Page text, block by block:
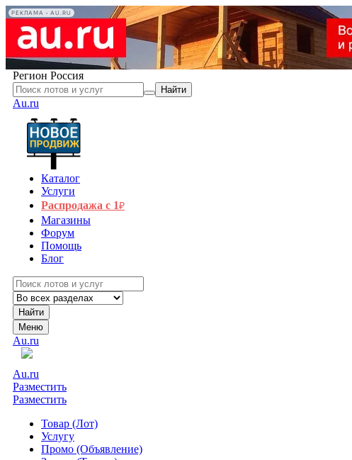
РЕКЛАМА • AU.RU
Регион Россия
Найти
Au.ru
Каталог
Услуги
Распродажа с 1₽
Магазины
Форум
Помощь
Блог
Найти
Меню
Au.ru
Au.ru
Разместить
Разместить
Товар (Лот)
Услугу
Промо (Объявление)